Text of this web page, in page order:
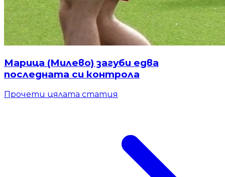
Марица (Милево) загуби едва
последната си контрола
Прочети цялата статия